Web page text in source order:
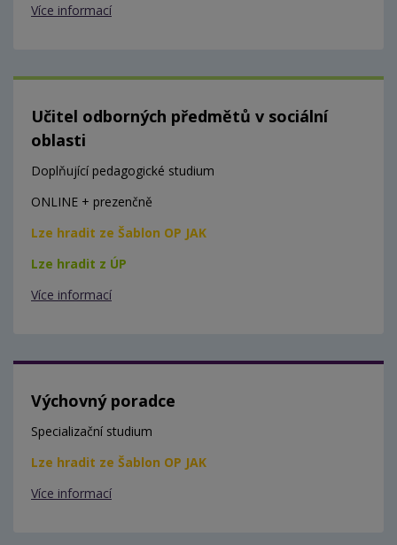
Více informací
Učitel odborných předmětů v sociální
oblasti
Doplňující pedagogické studium
ONLINE + prezenčně
Lze hradit ze Šablon OP JAK
Lze hradit z ÚP
Více informací
Výchovný poradce
Specializační studium
Lze hradit ze Šablon OP JAK
Více informací